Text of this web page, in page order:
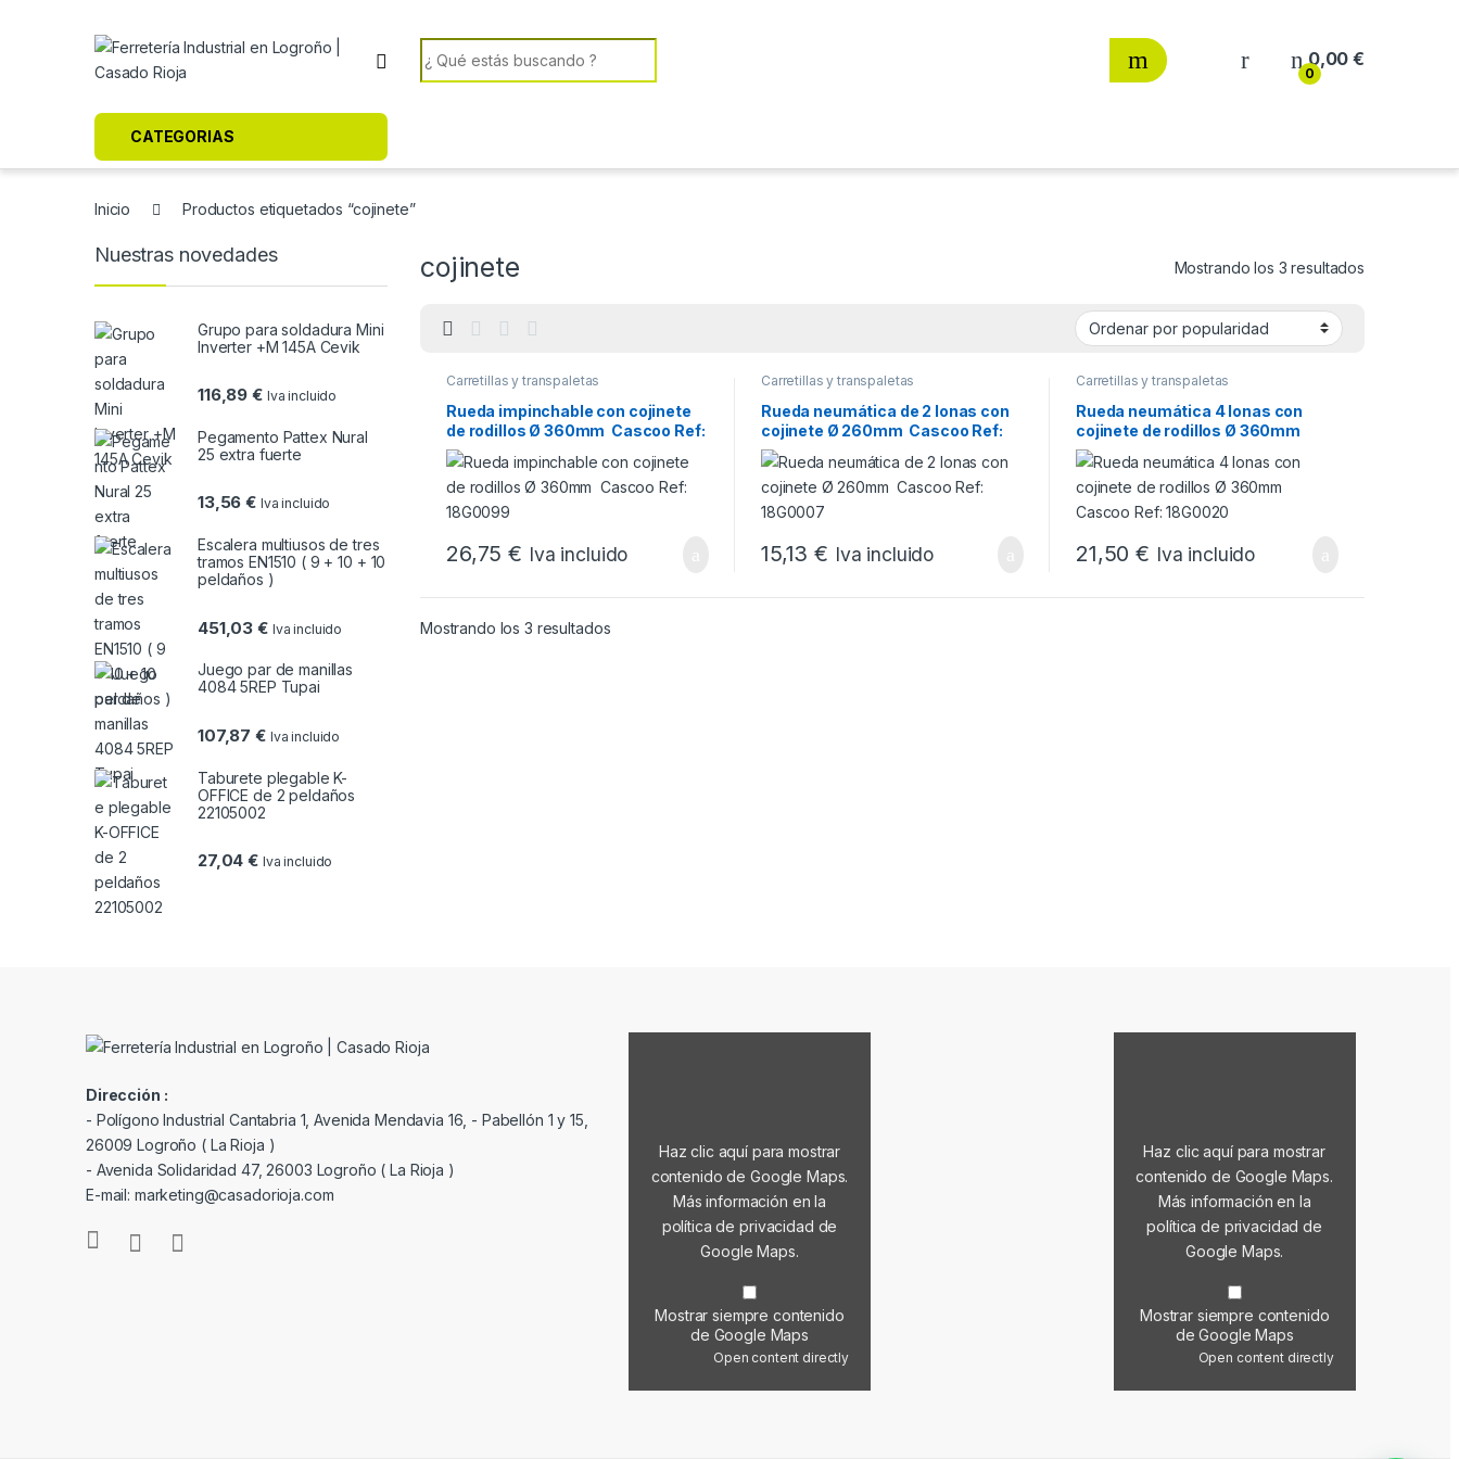
Search for:
0
0,00€
CATEGORIAS
Inicio Productos etiquetados “cojinete”
cojinete Mostrando los 3 resultados
Carretillas y transpaletas
Rueda impinchable con cojinete
de rodillos Ø 360mm Cascoo Ref:
18G0099
26,75€ Iva incluido
Carretillas y transpaletas
Rueda neumática de 2 lonas con
cojinete Ø 260mm Cascoo Ref:
18G0007
15,13€ Iva incluido
Carretillas y transpaletas
Rueda neumática 4 lonas con
cojinete de rodillos Ø 360mm
Cascoo Ref: 18G0020
21,50€ Iva incluido
Mostrando los 3 resultadosOrdenado por popularidad
Nuestras novedades
Grupo para soldadura Mini
Inverter +M 145A Cevik
116,89€ Iva incluido
Pegamento Pattex Nural
25 extra fuerte
13,56€ Iva incluido
Escalera multiusos de tres
tramos EN1510 ( 9 + 10 + 10
peldaños )
451,03€ Iva incluido
Juego par de manillas
4084 5REP Tupai
107,87€ Iva incluido
Taburete plegable K-
OFFICE de 2 peldaños
22105002
27,04€ Iva incluido
Dirección :
- Polígono Industrial Cantabria 1, Avenida Mendavia 16, - Pabellón 1 y 15,
26009 Logroño ( La Rioja )
- Avenida Solidaridad 47, 26003 Logroño ( La Rioja )
E-mail: marketing@casadorioja.com
Haz clic aquí para mostrar
contenido de Google Maps.
Más información en la
política de privacidad de
Google Maps.
Mostrar siempre contenido
de Google Maps
Open content directly
Haz clic aquí para mostrar
contenido de Google Maps.
Más información en la
política de privacidad de
Google Maps.
Mostrar siempre contenido
de Google Maps
Open content directly